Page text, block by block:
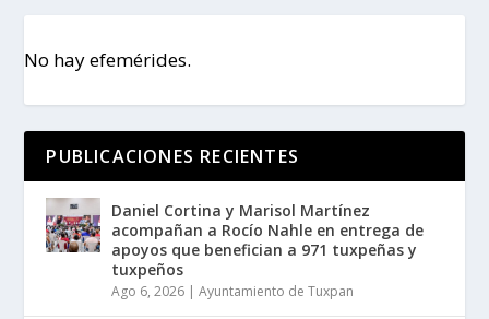
No hay efemérides.
PUBLICACIONES RECIENTES
Daniel Cortina y Marisol Martínez
acompañan a Rocío Nahle en entrega de
apoyos que benefician a 971 tuxpeñas y
tuxpeños
Ago 6, 2026 |Ayuntamiento de Tuxpan